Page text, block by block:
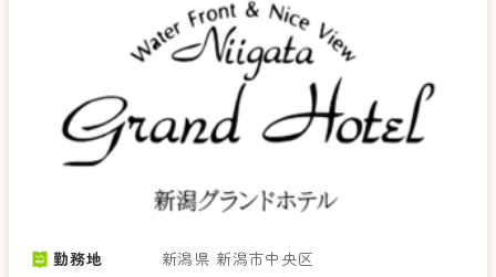
勤務地
新潟県 新潟市中央区